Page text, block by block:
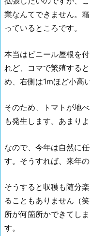
業なんてできません。
っているところです。
本当はビニール屋根を
れど、コマで繁殖する
め、右側は1mほど小高
そのため、トマトが地
も発生します。あまり
なので、今年は自然に
す。そうすれば、来年
そうすると収穫も随分
ることもありません（
所が何箇所かできてし
す。